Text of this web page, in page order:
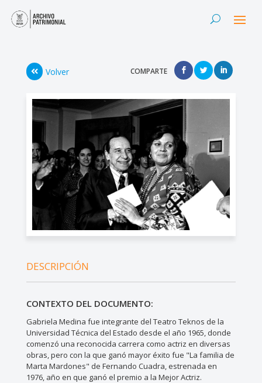
Volver COMPARTE
DESCRIPCIÓN
CONTEXTO DEL DOCUMENTO:
Gabriela Medina fue integrante del Teatro Teknos de la
Universidad Técnica del Estado desde el año 1965, donde
comenzó una reconocida carrera como actriz en diversas
obras, pero con la que ganó mayor éxito fue "La familia de
Marta Mardones" de Fernando Cuadra, estrenada en
1976, año en que ganó el premio a la Mejor Actriz.